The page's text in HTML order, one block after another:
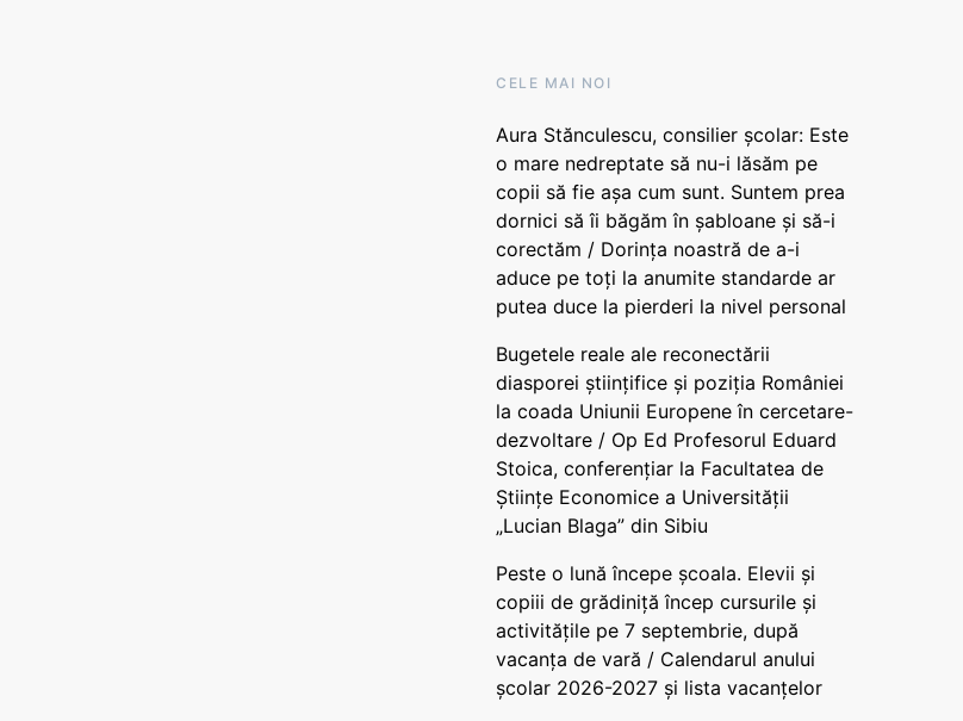
CELE MAI NOI
Aura Stănculescu, consilier școlar: Este
o mare nedreptate să nu-i lăsăm pe
copii să fie așa cum sunt. Suntem prea
dornici să îi băgăm în șabloane și să-i
corectăm / Dorința noastră de a-i
aduce pe toți la anumite standarde ar
putea duce la pierderi la nivel personal
Bugetele reale ale reconectării
diasporei științifice și poziția României
la coada Uniunii Europene în cercetare-
dezvoltare / Op Ed Profesorul Eduard
Stoica, conferențiar la Facultatea de
Științe Economice a Universității
„Lucian Blaga” din Sibiu
Peste o lună începe școala. Elevii și
copiii de grădiniță încep cursurile și
activitățile pe 7 septembrie, după
vacanța de vară / Calendarul anului
școlar 2026-2027 și lista vacanțelor